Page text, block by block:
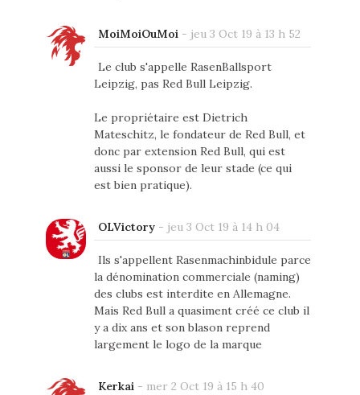
MoiMoiOuMoi - jeu 3 Oct 19 à 13 h 52
Le club s'appelle RasenBallsport
Leipzig, pas Red Bull Leipzig.
Le propriétaire est Dietrich
Mateschitz, le fondateur de Red Bull, et
donc par extension Red Bull, qui est
aussi le sponsor de leur stade (ce qui
est bien pratique).
OLVictory- jeu 3 Oct 19 à 14 h 04
Ils s'appellent Rasenmachinbidule parce
la dénomination commerciale (naming)
des clubs est interdite en Allemagne.
Mais Red Bull a quasiment créé ce club il
y a dix ans et son blason reprend
largement le logo de la marque
Kerkai - mer 2 Oct 19 à 15 h 40